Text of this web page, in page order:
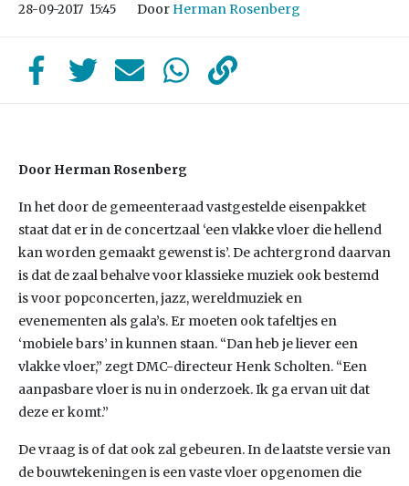
28-09-2017 15:45 Door Herman Rosenberg
Door Herman Rosenberg
In het door de gemeenteraad vastgestelde eisenpakket
staat dat er in de concertzaal ‘een vlakke vloer die hellend
kan worden gemaakt gewenst is’. De achtergrond daarvan
is dat de zaal behalve voor klassieke muziek ook bestemd
is voor popconcerten, jazz, wereldmuziek en
evenementen als gala’s. Er moeten ook tafeltjes en
‘mobiele bars’ in kunnen staan. “Dan heb je liever een
vlakke vloer,” zegt DMC-directeur Henk Scholten. “Een
aanpasbare vloer is nu in onderzoek. Ik ga ervan uit dat
deze er komt.”
De vraag is of dat ook zal gebeuren. In de laatste versie van
de bouwtekeningen is een vaste vloer opgenomen die